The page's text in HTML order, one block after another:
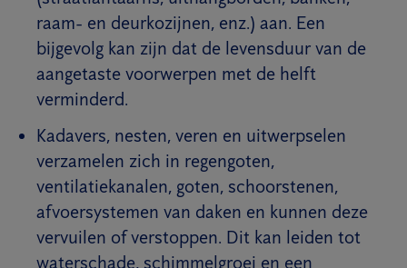
raam- en deurkozijnen, enz.) aan. Een
bijgevolg kan zijn dat de levensduur van de
aangetaste voorwerpen met de helft
verminderd.
Kadavers, nesten, veren en uitwerpselen
verzamelen zich in regengoten,
ventilatiekanalen, goten, schoorstenen,
afvoersystemen van daken en kunnen deze
vervuilen of verstoppen. Dit kan leiden tot
waterschade, schimmelgroei en een